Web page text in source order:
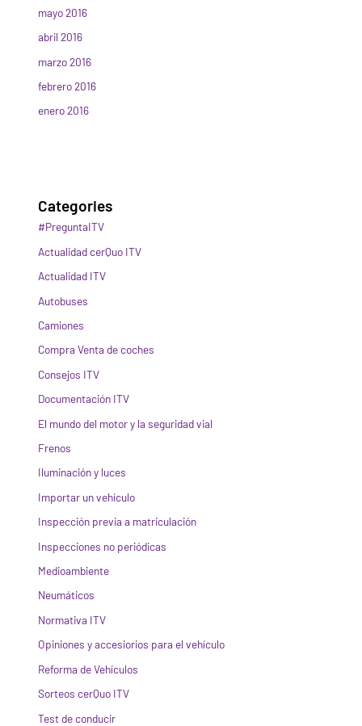
mayo 2016
abril 2016
marzo 2016
febrero 2016
enero 2016
Categories
#PreguntaITV
Actualidad cerQuo ITV
Actualidad ITV
Autobuses
Camiones
Compra Venta de coches
Consejos ITV
Documentación ITV
El mundo del motor y la seguridad vial
Frenos
Iluminación y luces
Importar un vehículo
Inspección previa a matriculación
Inspecciones no periódicas
Medioambiente
Neumáticos
Normativa ITV
Opiniones y accesiorios para el vehículo
Reforma de Vehículos
Sorteos cerQuo ITV
Test de conducir